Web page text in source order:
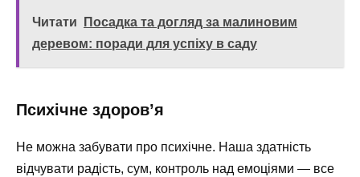
Читати
Посадка та догляд за малиновим
деревом: поради для успіху в саду
Психічне здоров’я
Не можна забувати про психічне. Наша здатність
відчувати радість, сум, контроль над емоціями — все